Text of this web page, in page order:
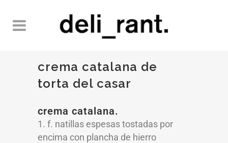
crema catalana de
torta del casar
crema catalana.
1. f. natillas espesas tostadas por
encima con plancha de hierro